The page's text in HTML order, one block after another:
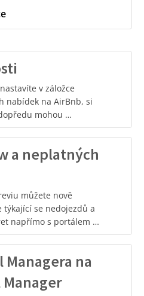
v záložce
nabídek na AirBnb, si
mohou …
a neplatných
můžete nově
týkající se nedojezdů a
napřímo s portálem …
Managera na